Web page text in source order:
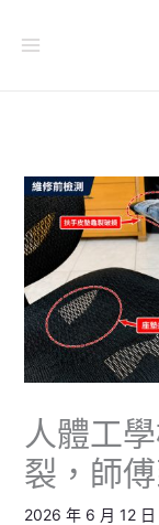
人體工
裂，師
2026 年 6 月 12 日
章